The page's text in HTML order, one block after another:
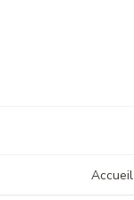
Accueil